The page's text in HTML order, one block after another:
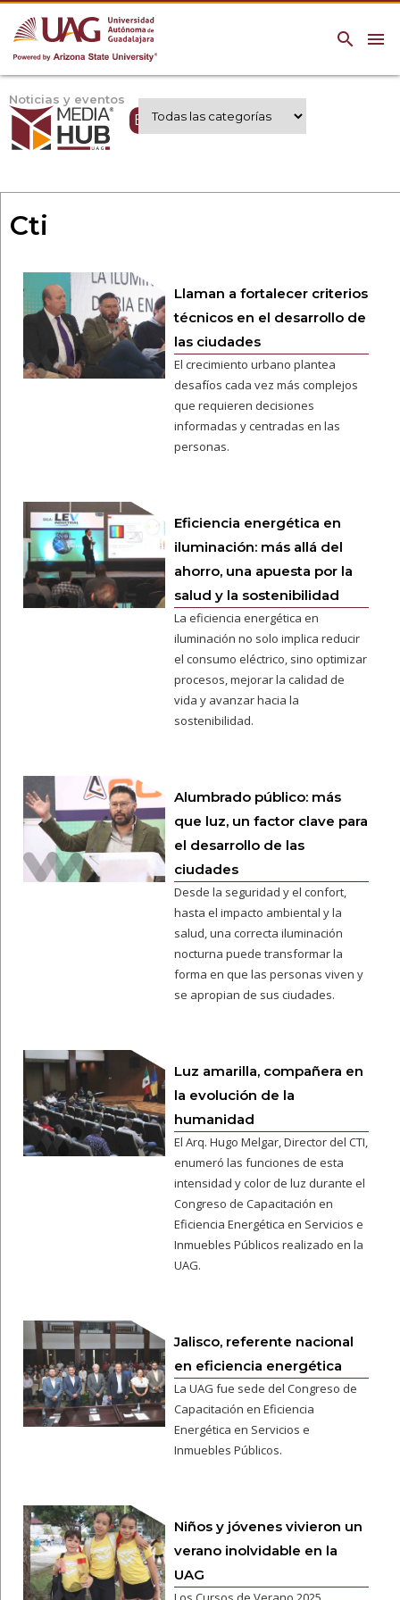
menu
search
Noticias y eventos
Expertos UAG
Cti
Llaman a fortalecer criterios
técnicos en el desarrollo de
las ciudades
El crecimiento urbano plantea
desafíos cada vez más complejos
que requieren decisiones
informadas y centradas en las
personas.
Eficiencia energética en
iluminación: más allá del
ahorro, una apuesta por la
salud y la sostenibilidad
La eficiencia energética en
iluminación no solo implica reducir
el consumo eléctrico, sino optimizar
procesos, mejorar la calidad de
vida y avanzar hacia la
sostenibilidad.
Alumbrado público: más
que luz, un factor clave para
el desarrollo de las
ciudades
Desde la seguridad y el confort,
hasta el impacto ambiental y la
salud, una correcta iluminación
nocturna puede transformar la
forma en que las personas viven y
se apropian de sus ciudades.
Luz amarilla, compañera en
la evolución de la
humanidad
El Arq. Hugo Melgar, Director del CTI,
enumeró las funciones de esta
intensidad y color de luz durante el
Congreso de Capacitación en
Eficiencia Energética en Servicios e
Inmuebles Públicos realizado en la
UAG.
Jalisco, referente nacional
en eficiencia energética
La UAG fue sede del Congreso de
Capacitación en Eficiencia
Energética en Servicios e
Inmuebles Públicos.
Niños y jóvenes vivieron un
verano inolvidable en la
UAG